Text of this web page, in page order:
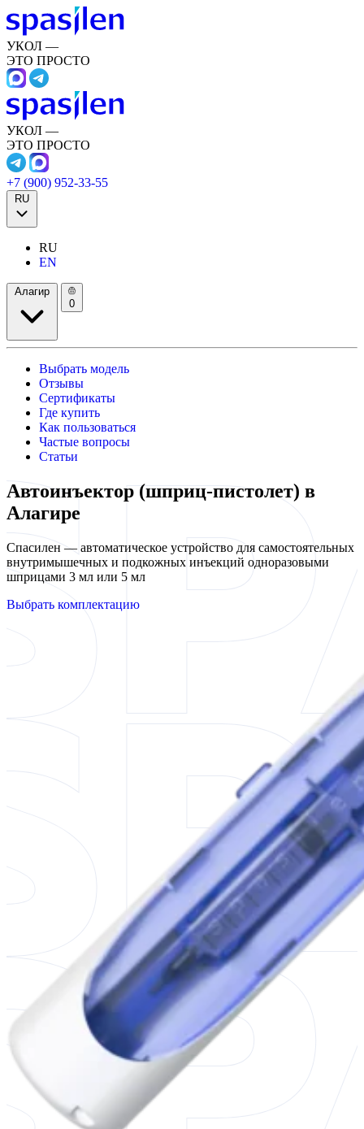
УКОЛ —
ЭТО ПРОСТО
УКОЛ —
ЭТО ПРОСТО
+7 (900) 952-33-55
RU
RU
EN
Алагир
0
Выбрать модель
Отзывы
Сертификаты
Где купить
Как пользоваться
Частые вопросы
Статьи
Автоинъектор (шприц-пистолет) в
Алагире
Спасилен — автоматическое устройство для самостоятельных
внутримышечных и подкожных инъекций одноразовыми
шприцами 3 мл или 5 мл
Выбрать комплектацию